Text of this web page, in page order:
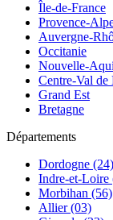
Île-de-France
Provence-
Auvergne-
Occitanie
Nouvelle-
Centre-Val de
Grand Est
Bretagne
Départements
Dordogne (24)
Indre-et-Loire
Morbihan (56)
Allier (03)